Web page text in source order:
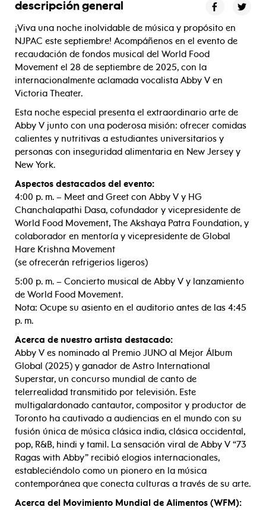
descripción general
¡Viva una noche inolvidable de música y propósito en
NJPAC este septiembre! Acompáñenos en el evento de
recaudación de fondos musical del World Food
Movement el 28 de septiembre de 2025, con la
internacionalmente aclamada vocalista Abby V en
Victoria Theater.
Esta noche especial presenta el extraordinario arte de
Abby V junto con una poderosa misión: ofrecer comidas
calientes y nutritivas a estudiantes universitarios y
personas con inseguridad alimentaria en New Jersey y
New York.
Aspectos destacados del evento:
4:00 p. m. – Meet and Greet con Abby V y HG
Chanchalapathi Dasa, cofundador y vicepresidente de
World Food Movement, The Akshaya Patra Foundation, y
colaborador en mentoría y vicepresidente de Global
Hare Krishna Movement
(se ofrecerán refrigerios ligeros)
5:00 p. m. – Concierto musical de Abby V y lanzamiento
de World Food Movement.
Nota: Ocupe su asiento en el auditorio antes de las 4:45
p. m.
Acerca de nuestro artista destacado:
Abby V es nominado al Premio JUNO al Mejor Álbum
Global (2025) y ganador de Astro International
Superstar, un concurso mundial de canto de
telerrealidad transmitido por televisión. Este
multigalardonado cantautor, compositor y productor de
Toronto ha cautivado a audiencias en el mundo con su
fusión única de música clásica india, clásica occidental,
pop, R&B, hindi y tamil. La sensación viral de Abby V “73
Ragas with Abby” recibió elogios internacionales,
estableciéndolo como un pionero en la música
contemporánea que conecta culturas a través de su arte.
Acerca del Movimiento Mundial de Alimentos (WFM):